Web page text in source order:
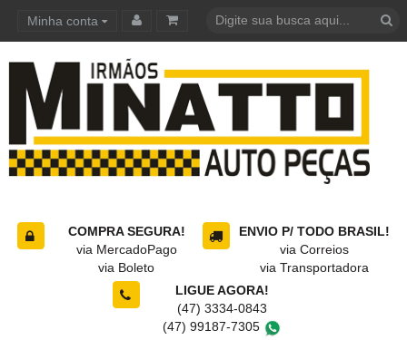
Minha conta
COMPRA SEGURA!
via MercadoPago
via Boleto
ENVIO P/ TODO BRASIL!
via Correios
via Transportadora
LIGUE AGORA!
(47) 3334-0843
(47) 99187-7305